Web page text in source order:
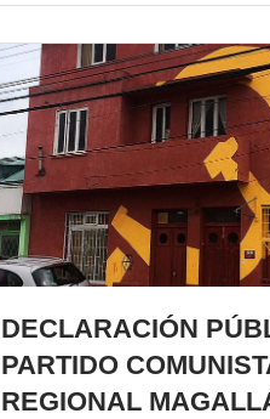
DECLARACIÓN
PARTIDO
REGIONAL